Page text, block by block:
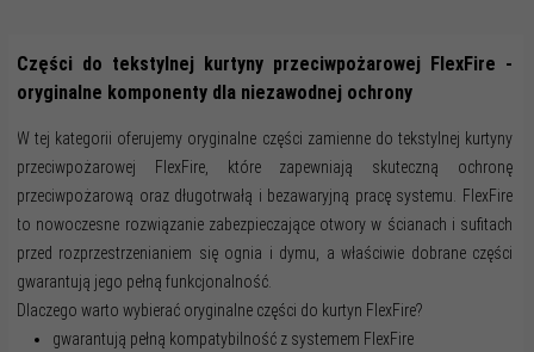
Części do tekstylnej kurtyny przeciwpożarowej FlexFire -
oryginalne komponenty dla niezawodnej ochrony
W tej kategorii oferujemy oryginalne części zamienne do tekstylnej kurtyny
przeciwpożarowej FlexFire, które zapewniają skuteczną ochronę
przeciwpożarową oraz długotrwałą i bezawaryjną pracę systemu. FlexFire
to nowoczesne rozwiązanie zabezpieczające otwory w ścianach i sufitach
przed rozprzestrzenianiem się ognia i dymu, a właściwie dobrane części
gwarantują jego pełną funkcjonalność.
Dlaczego warto wybierać oryginalne części do kurtyn FlexFire?
gwarantują pełną kompatybilność z systemem FlexFire